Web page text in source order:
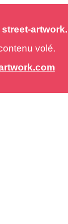
street-
volé.